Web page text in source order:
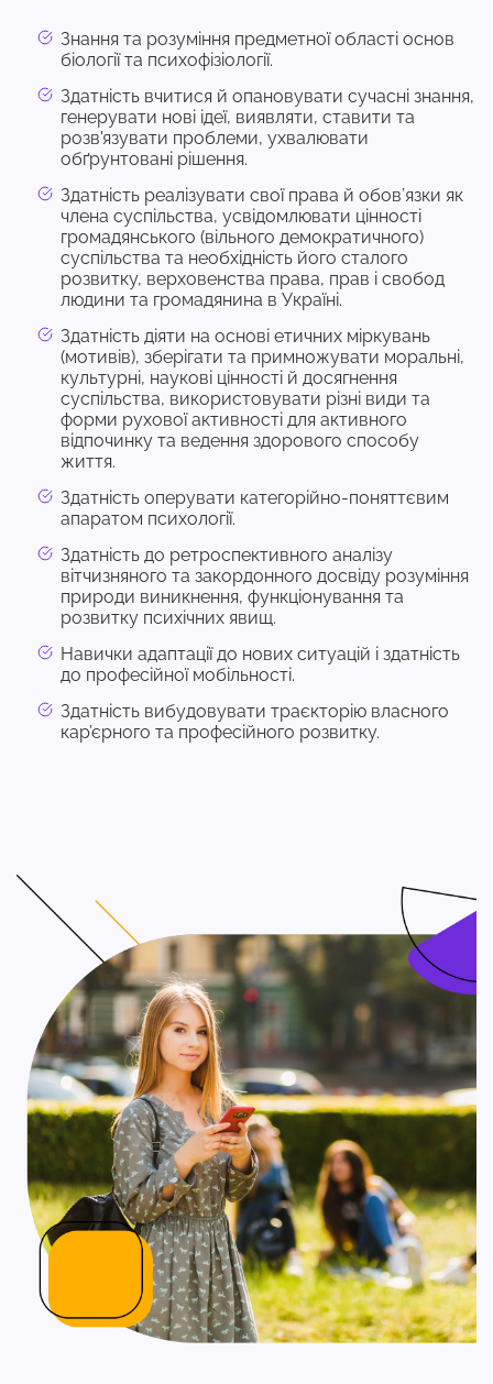
Знання та розуміння предметної області основ
біології та психофізіології.
Здатність вчитися й опановувати сучасні знання,
генерувати нові ідеї, виявляти, ставити та
розв'язувати проблеми, ухвалювати
обґрунтовані рішення.
Здатність реалізувати свої права й обов’язки як
члена суспільства, усвідомлювати цінності
громадянського (вільного демократичного)
суспільства та необхідність його сталого
розвитку, верховенства права, прав і свобод
людини та громадянина в Україні.
Здатність діяти на основі етичних міркувань
(мотивів), зберігати та примножувати моральні,
культурні, наукові цінності й досягнення
суспільства, використовувати різні види та
форми рухової активності для активного
відпочинку та ведення здорового способу
життя.
Здатність оперувати категорійно-поняттєвим
апаратом психології.
Здатність до ретроспективного аналізу
вітчизняного та закордонного досвіду розуміння
природи виникнення, функціонування та
розвитку психічних явищ.
Навички адаптації до нових ситуацій і здатність
до професійної мобільності.
Здатність вибудовувати траєкторію власного
кар’єрного та професійного розвитку.